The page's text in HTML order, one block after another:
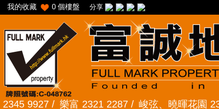
我的收藏 0 個樓盤 分享
/樂富 2321 2287 /峻弦、曉暉花園 2345 1286